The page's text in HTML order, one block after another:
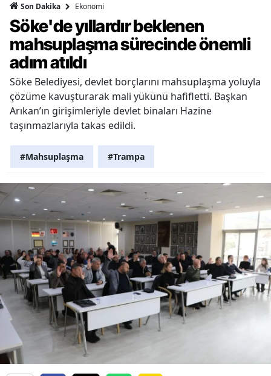
Son Dakika Ekonomi
Söke'de yıllardır beklenen
mahsuplaşma sürecinde önemli
adım atıldı
Söke Belediyesi, devlet borçlarını mahsuplaşma yoluyla
çözüme kavuşturarak mali yükünü hafifletti. Başkan
Arıkan’ın girişimleriyle devlet binaları Hazine
taşınmazlarıyla takas edildi.
#Mahsuplaşma #Trampa